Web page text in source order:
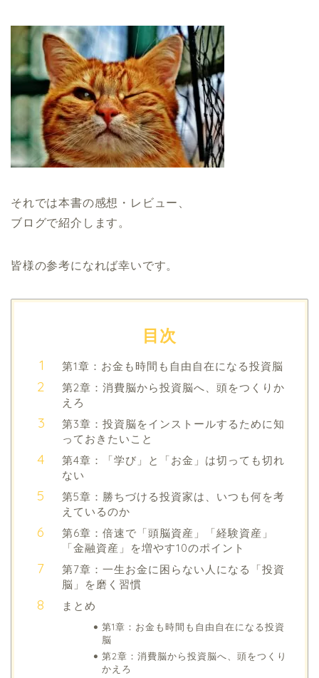
それでは本書の感想・レビュー、
ブログで紹介します。
皆様の参考になれば幸いです。
目次
第1章：お金も時間も自由自在になる投資脳
第2章：消費脳から投資脳へ、頭をつくりか
えろ
第3章：投資脳をインストールするために知
っておきたいこと
第4章：「学び」と「お金」は切っても切れ
ない
第5章：勝ちづける投資家は、いつも何を考
えているのか
第6章：倍速で「頭脳資産」「経験資産」
「金融資産」を増やす10のポイント
第7章：一生お金に困らない人になる「投資
脳」を磨く習慣
まとめ
第1章：お金も時間も自由自在になる投資
脳
第2章：消費脳から投資脳へ、頭をつくり
かえろ